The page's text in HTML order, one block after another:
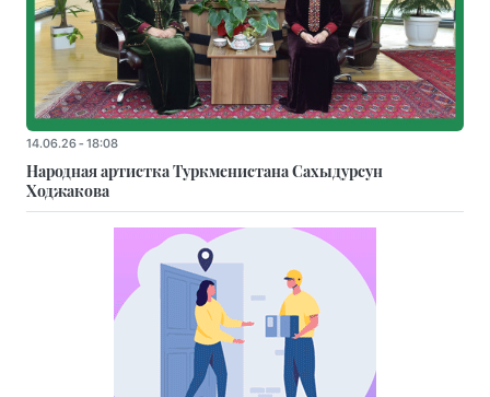
14.06.26 - 18:08
Народная артистка Туркменистана Сахыдурсун
Ходжакова